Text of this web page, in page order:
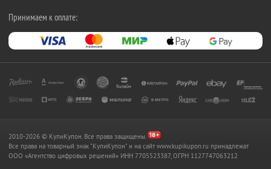
Принимаем к оплате:
2010-2026 © КупиКупон. Все права защищены.
Все права на товарный знак "КупиКупон" и на сайт www.kupikupon.ru принадлежат
OOO «Агентство цифровых решений» ИНН 7705523387, ОГРН 1127747063212